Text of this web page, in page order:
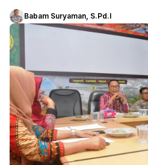
Babam Suryaman, S.Pd.I